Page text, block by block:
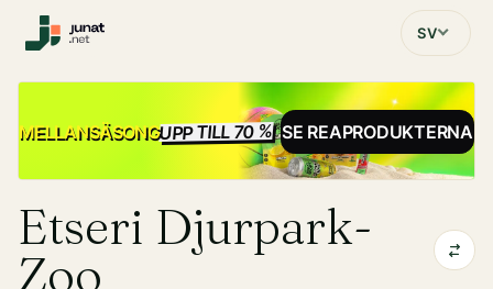
SV
MELLANSÄSONGUPP TILL 70 %REA
SE REAPRODUKTERNA
Etseri Djurpark-
Zoo